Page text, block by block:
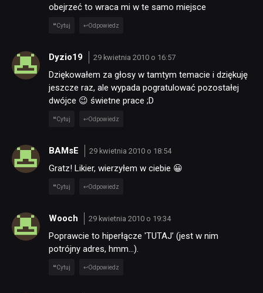
obejrzeć to wraca mi w te samo miejsce
Cytuj Odpowiedz
Dyzio19 29 kwietnia 2010 o 16:57
Dziękowałem za głosy w tamtym temacie i dziękuję
jeszcze raz, ale wypada pogratulować pozostałej
dwójce 😉 świetne prace ;D
Cytuj Odpowiedz
BAMsE 29 kwietnia 2010 o 18:54
Gratz! Likier, wierzyłem w ciebie 😀
Cytuj Odpowiedz
Wooch 29 kwietnia 2010 o 19:34
Poprawcie to hiperłącze 'TUTAJ’ (jest w nim
potrójny adres, hmm…).
Cytuj Odpowiedz